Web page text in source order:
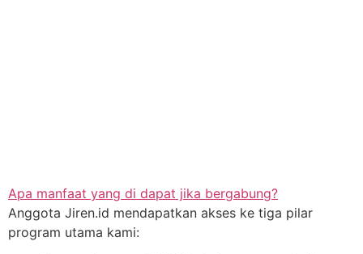
Apa manfaat yang di dapat jika bergabung?
Anggota Jiren.id mendapatkan akses ke tiga pilar
program utama kami: